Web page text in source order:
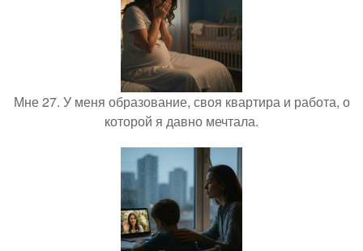
Мне 27. У меня образование, своя квартира и работа, о
которой я давно мечтала.